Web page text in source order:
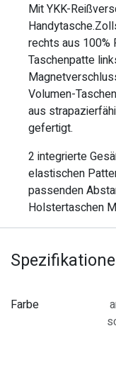
Mit YKK-
rechts aus 100%
Taschenpatte
Volumen-
aus
gefertigt.
2 integrierte
elastischen
passenden
Holstertaschen
Farbe